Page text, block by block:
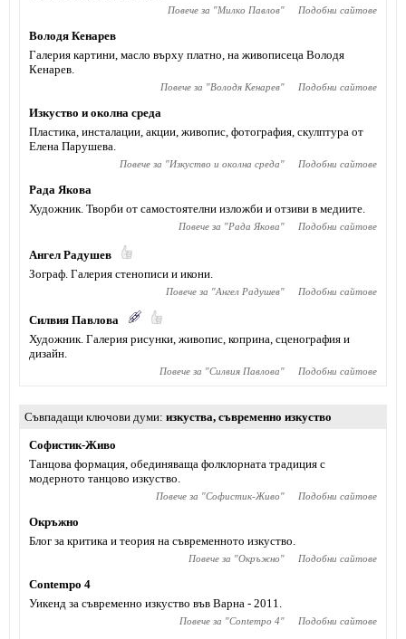
Повече за "Милко Павлов" Подобни сайтове
Володя Кенарев
Галерия картини, масло върху платно, на живописеца Володя
Кенарев.
Повече за "Володя Кенарев" Подобни сайтове
Изкуство и околна среда
Пластика, инсталации, акции, живопис, фотография, скулптура от
Елена Парушева.
Повече за "Изкуство и околна среда" Подобни сайтове
Рада Якова
Художник. Творби от самостоятелни изложби и отзиви в медиите.
Повече за "Рада Якова" Подобни сайтове
Ангел Радушев
Зограф. Галерия стенописи и икони.
Повече за "Ангел Радушев" Подобни сайтове
Силвия Павлова
Художник. Галерия рисунки, живопис, коприна, сценография и
дизайн.
Повече за "Силвия Павлова" Подобни сайтове
Съвпадащи ключови думи изкуства, съвременно изкуство
Софистик-Живо
Танцова формация, обединяваща фолклорната традиция с
модерното танцово изкуство.
Повече за "Софистик-Живо" Подобни сайтове
Окръжно
Блог за критика и теория на съвременното изкуство.
Повече за "Окръжно" Подобни сайтове
Contempo 4
Уикенд за съвременно изкуство във Варна - 2011.
Повече за "Contempo 4" Подобни сайтове